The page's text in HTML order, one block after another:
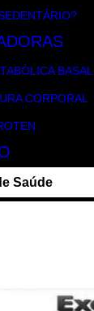
BASAL
CORPORAL
Saúde